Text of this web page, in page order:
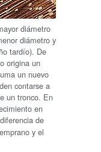
diámetro
diámetro y
tardío). De
origina un
un nuevo
contarse a
un tronco. En
en
de
y el